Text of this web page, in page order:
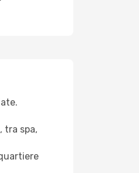
tra spa,